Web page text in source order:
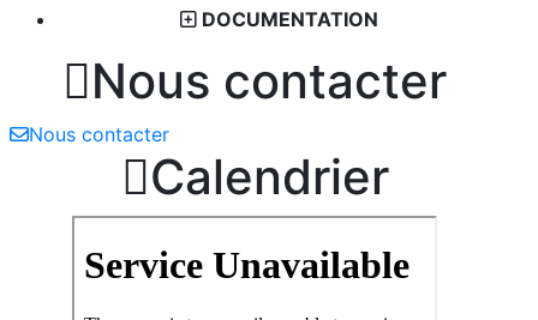
DOCUMENTATION
Nous contacter
Nous contacter
Calendrier